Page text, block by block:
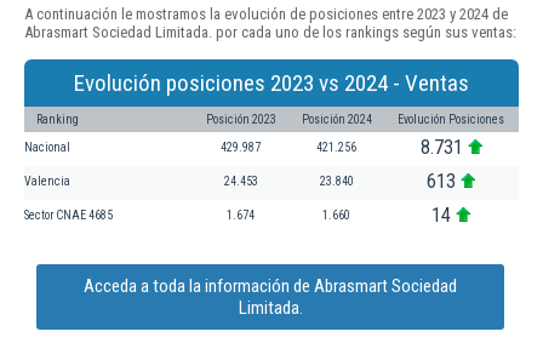
A continuación le mostramos la evolución de posiciones entre 2023 y 2024 de
Abrasmart Sociedad Limitada. por cada uno de los rankings según sus ventas:
Evolución posiciones 2023 vs 2024 - Ventas
Ranking Posición 2023 Posición 2024 Evolución Posiciones
Nacional 429.987 421.256 8.731
Valencia 24.453 23.840 613
Sector CNAE 4685 1.674 1.660 14
Acceda a toda la información de Abrasmart Sociedad
Limitada.